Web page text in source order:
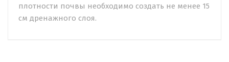
плотности почвы необходимо создать не менее 15
см дренажного слоя.